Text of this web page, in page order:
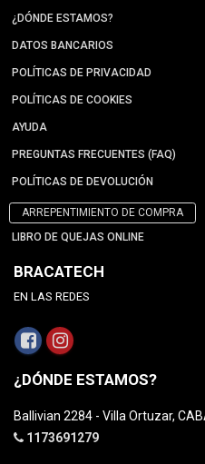
¿DÓNDE ESTAMOS?
DATOS BANCARIOS
POLÍTICAS DE PRIVACIDAD
POLÍTICAS DE COOKIES
AYUDA
PREGUNTAS FRECUENTES (FAQ)
POLÍTICAS DE DEVOLUCIÓN
ARREPENTIMIENTO DE COMPRA
LIBRO DE QUEJAS ONLINE
BRACATECH
EN LAS REDES
¿DÓNDE ESTAMOS?
Ballivian 2284 - Villa Ortuzar,
1173691279